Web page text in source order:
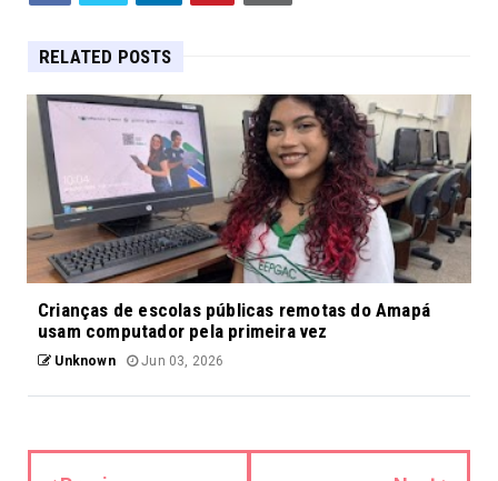
RELATED POSTS
Crianças de escolas públicas remotas do Amapá
usam computador pela primeira vez
Unknown Jun 03, 2026